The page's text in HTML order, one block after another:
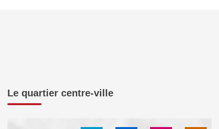
Le quartier centre-ville